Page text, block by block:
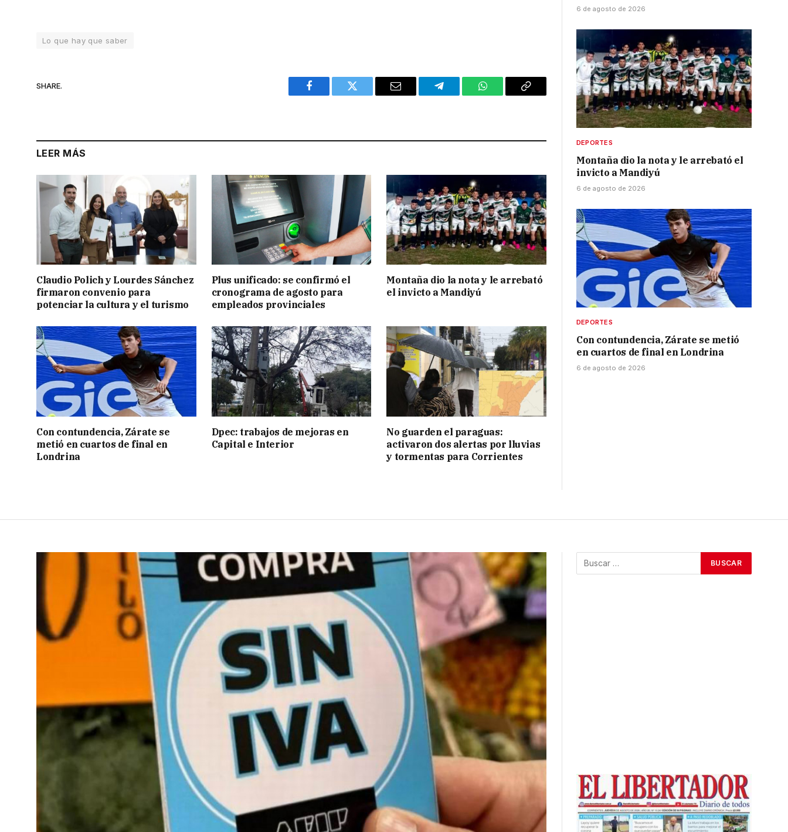
Lo que hay que saber
SHARE.
Facebook Twitter Email Telegram WhatsAppCopy
LEER MÁS
Claudio Polich y Lourdes Sánchez
firmaron convenio para
potenciar la cultura y el turismo
Plus unificado: se confirmó el
cronograma de agosto para
empleados provinciales
Montaña dio la nota y le arrebató
el invicto a Mandiyú
Con contundencia, Zárate se
metió en cuartos de final en
Londrina
Dpec: trabajos de mejoras en
Capital e Interior
No guarden el paraguas:
activaron dos alertas por lluvias
y tormentas para Corrientes
6 de agosto de 2026
DEPORTES
Montaña dio la nota y le arrebató el
invicto a Mandiyú
6 de agosto de 2026
DEPORTES
Con contundencia, Zárate se metió
en cuartos de final en Londrina
6 de agosto de 2026